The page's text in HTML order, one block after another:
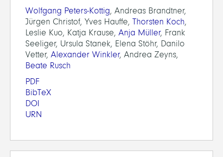
Wolfgang Peters-Kottig, Andreas Brandtner,
Jürgen Christof, Yves Hauffe, Thorsten Koch,
Leslie Kuo, Katja Krause, Anja Müller, Frank
Seeliger, Ursula Stanek, Elena Stöhr, Danilo
Vetter, Alexander Winkler, Andrea Zeyns,
Beate Rusch
PDF
BibTeX
DOI
URN